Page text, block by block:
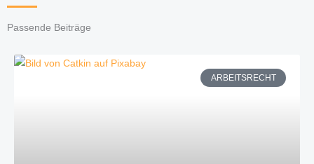
Passende Beiträge
ARBEITSRECHT